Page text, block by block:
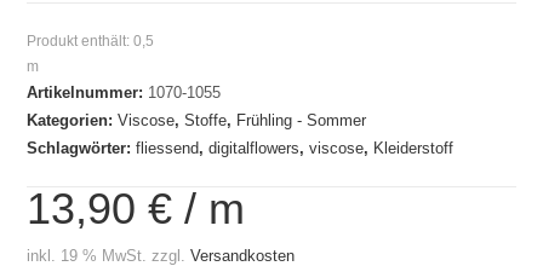
Menge
Produkt enthält: 0,5
m
Artikelnummer: 1070-1055
Kategorien:Viscose,Stoffe, Frühling - Sommer
Schlagwörter:fliessend,digitalflowers,viscose, Kleiderstoff
13,90€ / m
inkl. 19 % MwSt. zzgl.Versandkosten